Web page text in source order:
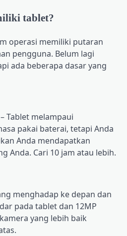
tablet?
operasi memiliki putaran
pengguna. Belum lagi
ada beberapa dasar yang
– Tablet melampaui
pakai baterai, tetapi Anda
Anda mendapatkan
Anda. Cari 10 jam atau lebih.
menghadap ke depan dan
pada tablet dan 12MP
yang lebih baik